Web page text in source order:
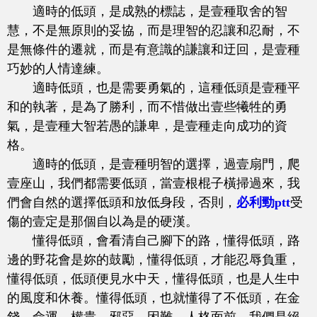
適時的低頭，是成熟的標誌，是壹種取舍的智
慧，不是無原則的妥協，而是理智的忍讓和忍耐，不
是無條件的遷就，而是有意識的謙讓和迂回，是壹種
巧妙的人情達練。
適時低頭，也是需要勇氣的，這種低頭是壹種平
和的執著，是為了勝利，而不惜做出壹些犧牲的勇
氣，是壹種大智若愚的謙卑，是壹種走向成功的資
格。
適時的低頭，是壹種明智的選擇，過壹扇門，爬
壹座山，我們都需要低頭，當壹根棍子橫掃過來，我
們會自然的選擇低頭和放低身段，否則， 必利勁ptt受
傷的壹定是那個自以為是的硬漢。
懂得低頭，會看清自己腳下的路，懂得低頭，路
邊的野花會是妳的鼓勵，懂得低頭，才能忍辱負重，
懂得低頭，低頭便見水中天，懂得低頭，也是人生中
的風度和休養。懂得低頭，也就懂得了不低頭，在金